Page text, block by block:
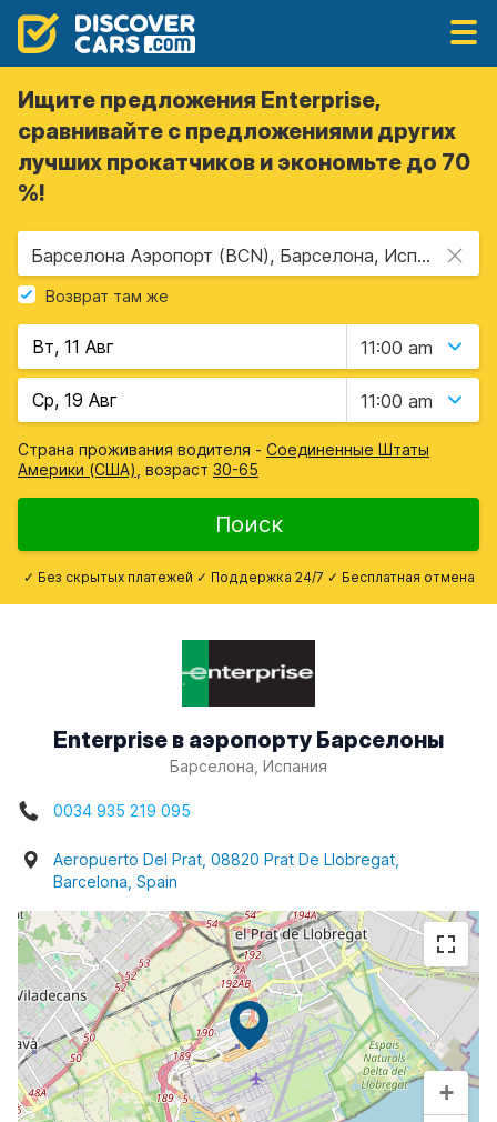
Ищите предложения Enterprise,
сравнивайте с предложениями других
лучших прокатчиков и экономьте до 70
%!
Барселона Аэропорт (BCN), Барселона, Испания
Возврат там же
11:00 am
11:00 am
Страна проживания водителя - Соединенные Штаты
Америки (США) , возраст 30-65
Поиск
✓ Без скрытых платежей ✓ Поддержка 24/7 ✓ Бесплатная отмена
Enterprise в аэропорту Барселоны
Барселона, Испания
0034 935 219 095
Aeropuerto Del Prat, 08820 Prat De Llobregat,
Barcelona, Spain
+